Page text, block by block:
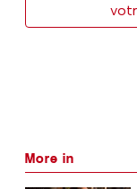
More in